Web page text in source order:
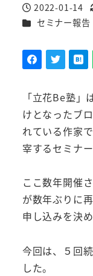
投稿日
2022-01-14
カテゴリー
セミナー報告
「立花Be塾
けとなったブ
れている作家
宰するセミナー
ここ数年開催
が数年ぶりに
申し込みを決め
今回は、５回
した。